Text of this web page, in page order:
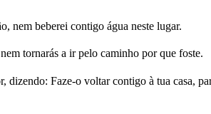
nem beberei contigo água neste lugar.
tornarás a ir pelo caminho por que foste.
Faze-o voltar contigo à tua casa,